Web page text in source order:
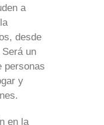
a
desde
un
personas
y
en la